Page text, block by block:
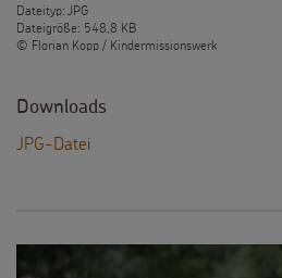
Dateityp: JPG
Dateigröße: 548,8 KB
© Florian Kopp / Kindermissionswerk
Downloads
JPG-Datei